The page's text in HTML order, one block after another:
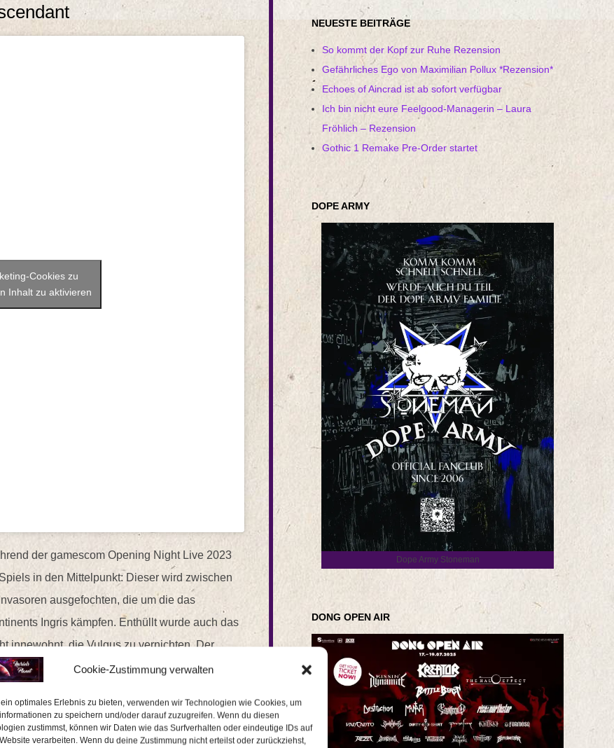
Cookie-Zustimmung verwalten
optimales Erlebnis zu bieten, verwenden wir Technologien wie Cookies, um
zu speichern und/oder darauf zuzugreifen. Wenn du diesen
zustimmst, können wir Daten wie das Surfverhalten oder eindeutige IDs auf
verarbeiten. Wenn du deine Zustimmung nicht erteilst oder zurückziehst,
Cookies zu
Inhalt zu aktivieren
der gamescom Opening Night Live 2023
in den Mittelpunkt: Dieser wird zwischen
ausgefochten, die um die das
Ingris kämpfen. Enthüllt wurde auch das
innewohnt, die Vulgus zu vernichten. Der
vor und gibt Einblicke in die Bosskämpfe
Open Beta angekündigt, die für alle
NEUESTE BEITRÄGE
So kommt der Kopf zur Ruhe Rezension
Gefährliches Ego von Maximilian Pollux *Rezension*
Echoes of Aincrad ist ab sofort verfügbar
Ich bin nicht eure Feelgood-Managerin – Laura
Fröhlich – Rezension
Gothic 1 Remake Pre-Order startet
DOPE ARMY
Dope Army Stoneman
DONG OPEN AIR